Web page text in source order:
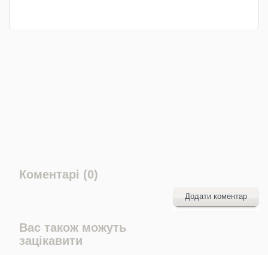
Коментарі (0)
Додати коментар
Вас також можуть
зацікавити